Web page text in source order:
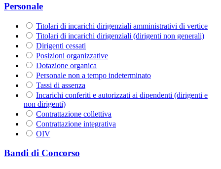
Personale
Titolari di incarichi dirigenziali amministrativi di vertice
Titolari di incarichi dirigenziali (dirigenti non generali)
Dirigenti cessati
Posizioni organizzative
Dotazione organica
Personale non a tempo indeterminato
Tassi di assenza
Incarichi conferiti e autorizzati ai dipendenti (dirigenti e
non dirigenti)
Contrattazione collettiva
Contrattazione integrativa
OIV
Bandi di Concorso